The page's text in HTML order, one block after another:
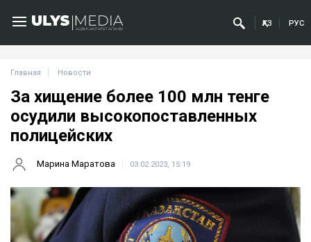
ҚАЗ РУС
Главная Новости
За хищение более 100 млн тенге
осудили высокопоставленных
полицейских
Марина Маратова 03.02.2023, 15:19